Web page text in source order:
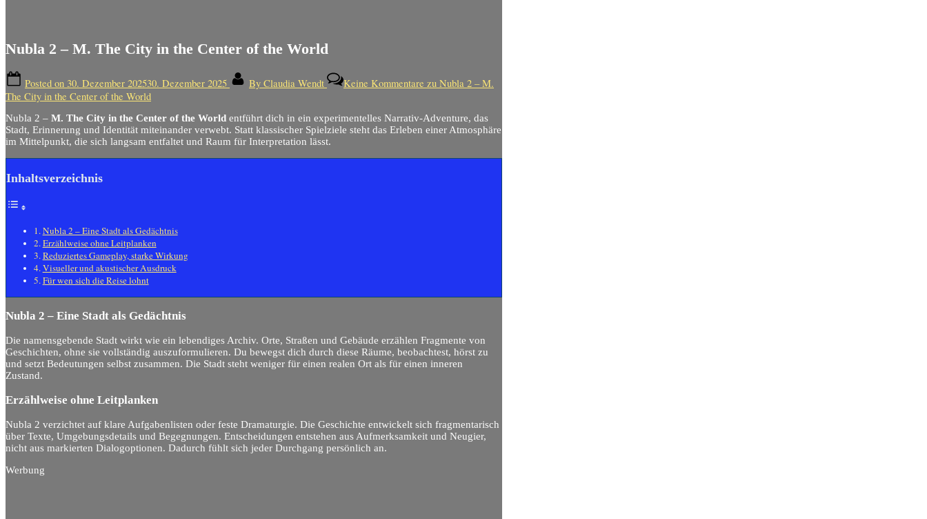
Nubla 2 – M. The City in the Center of the World
Posted on 30. Dezember 202530. Dezember 2025 By Claudia Wendt Keine Kommentare zu Nubla 2 – M.
The City in the Center of the World
Nubla 2 – M. The City in the Center of the World entführt dich in ein experimentelles Narrativ-Adventure, das
Stadt, Erinnerung und Identität miteinander verwebt. Statt klassischer Spielziele steht das Erleben einer Atmosphäre
im Mittelpunkt, die sich langsam entfaltet und Raum für Interpretation lässt.
Inhaltsverzeichnis
Nubla 2 – Eine Stadt als Gedächtnis
Erzählweise ohne Leitplanken
Reduziertes Gameplay, starke Wirkung
Visueller und akustischer Ausdruck
Für wen sich die Reise lohnt
Nubla 2 – Eine Stadt als Gedächtnis
Die namensgebende Stadt wirkt wie ein lebendiges Archiv. Orte, Straßen und Gebäude erzählen Fragmente von
Geschichten, ohne sie vollständig auszuformulieren. Du bewegst dich durch diese Räume, beobachtest, hörst zu
und setzt Bedeutungen selbst zusammen. Die Stadt steht weniger für einen realen Ort als für einen inneren
Zustand.
Erzählweise ohne Leitplanken
Nubla 2 verzichtet auf klare Aufgabenlisten oder feste Dramaturgie. Die Geschichte entwickelt sich fragmentarisch
über Texte, Umgebungsdetails und Begegnungen. Entscheidungen entstehen aus Aufmerksamkeit und Neugier,
nicht aus markierten Dialogoptionen. Dadurch fühlt sich jeder Durchgang persönlich an.
Werbung